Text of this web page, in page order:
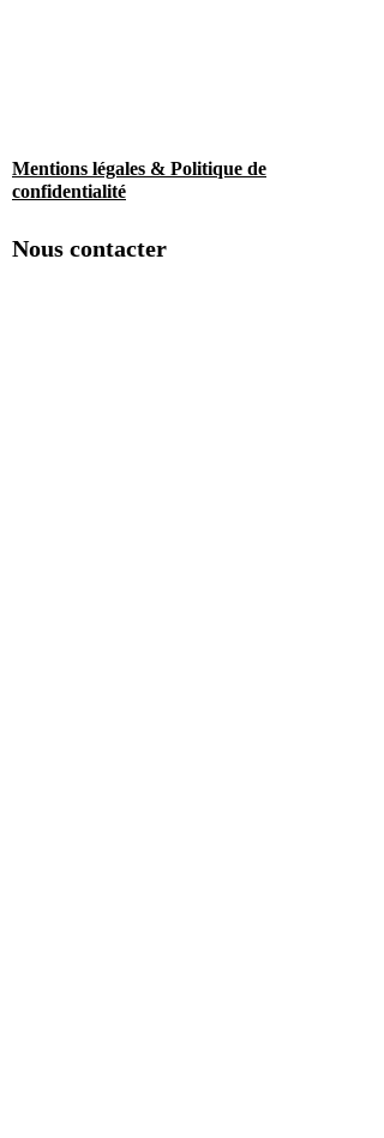
Mentions légales & Politique de
confidentialité
Nous contacter